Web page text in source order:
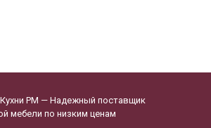
РМ — Надежный поставщик
мебели по низким ценам